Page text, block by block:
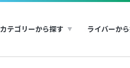
カテゴリーから探す ライバーか